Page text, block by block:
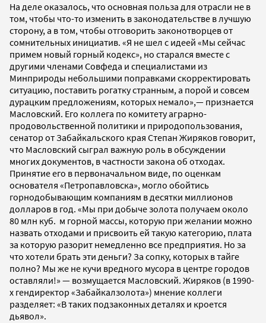
На деле оказалось, что основная польза для отрасли не в
том, чтобы что-то изменить в законодательстве в лучшую
сторону, а в том, чтобы отговорить законотворцев от
сомнительных инициатив. «Я не шел с идеей «Мы сейчас
примем новый горный кодекс», но старался вместе с
другими членами Совфеда и специалистами из
Минприроды небольшими поправками скорректировать
ситуацию, поставить рогатку странным, а порой и совсем
дурацким предложениям, которых немало»,— признается
Масловский. Его коллега по комитету аграрно-
продовольственной политики и природопользования,
сенатор от Забайкальского края Степан Жиряков говорит,
что Масловский сыграл важную роль в обсуждении
многих документов, в частности закона об отходах.
Принятие его в первоначальном виде, по оценкам
основателя «Петропавловска», могло обойтись
горнодобывающим компаниям в десятки миллионов
долларов в год. «Мы при добыче золота получаем около
80 млн куб. м горной массы, которую при желании можно
назвать отходами и присвоить ей такую категорию, плата
за которую разорит немедленно все предприятия. Но за
что хотели брать эти деньги? За сопку, которых в тайге
полно? Мы же не кучи вредного мусора в центре городов
оставляли!» — возмущается Масловский. Жиряков (в 1990-
x гендиректор «Забайкалзолота») мнение коллеги
разделяет: «В таких подзаконных деталях и кроется
дьявол».